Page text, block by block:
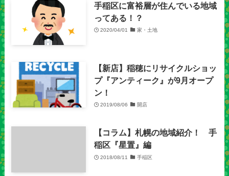
手稲区に富裕層が住んでいる地域
ってある！？
2020/04/01 家・土地
【新店】稲穂にリサイクルショッ
プ『アンティーク』が9月オープ
ン！
2019/08/06 開店
【コラム】札幌の地域紹介！ 手
稲区『星置』編
2018/08/11 手稲区